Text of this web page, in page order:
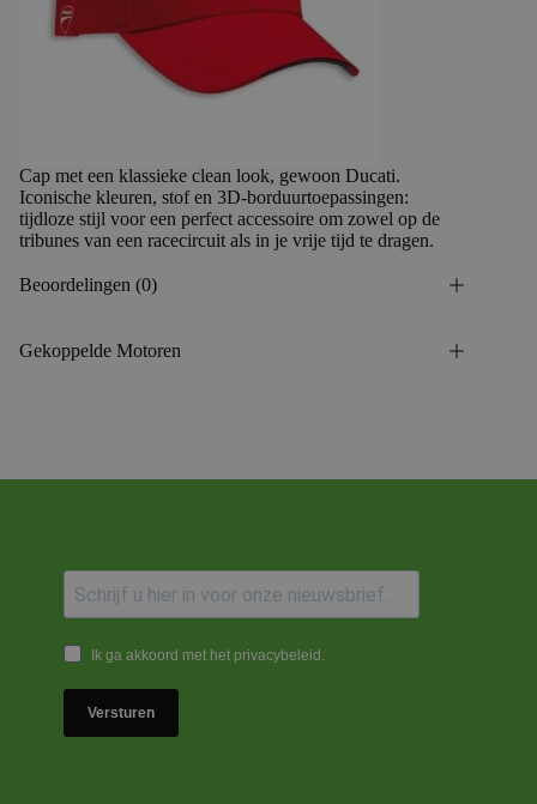
Cap met een klassieke clean look, gewoon Ducati.
Iconische kleuren, stof en 3D-borduurtoepassingen:
tijdloze stijl voor een perfect accessoire om zowel op de
tribunes van een racecircuit als in je vrije tijd te dragen.
Beoordelingen (0)
Gekoppelde Motoren
Ik ga akkoord met het privacybeleid.
Versturen